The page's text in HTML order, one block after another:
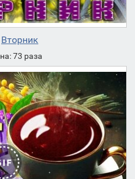
Вторник
73 раза